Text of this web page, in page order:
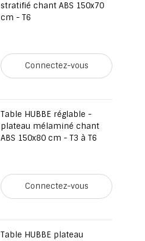
stratifié chant ABS 150x70
cm - T6
Connectez-vous
Table HUBBE réglable -
plateau mélaminé chant
ABS 150x80 cm - T3 à T6
Connectez-vous
Table HUBBE plateau